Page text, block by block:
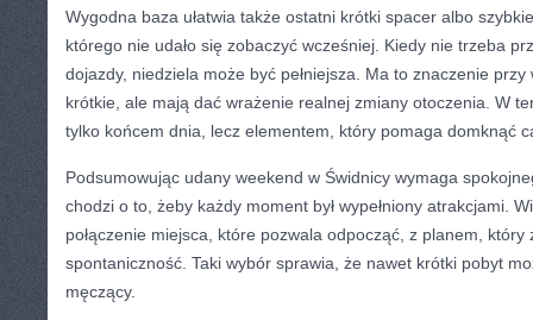
Wygodna baza ułatwia także ostatni krótki spacer albo
którego nie udało się zobaczyć wcześniej. Kiedy nie trzeba
dojazdy, niedziela może być pełniejsza. Ma to znaczenie
krótkie, ale mają dać wrażenie realnej zmiany otoczenia. W
tylko końcem dnia, lecz elementem, który pomaga domknąć
Podsumowując udany weekend w Świdnicy wymaga
chodzi o to, żeby każdy moment był wypełniony atrakcjami.
połączenie miejsca, które pozwala odpocząć, z planem,
spontaniczność. Taki wybór sprawia, że nawet krótki pobyt
męczący.